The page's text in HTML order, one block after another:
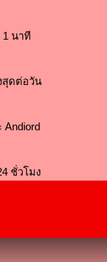
1 นาที
สุดต่อวัน
Andiord
ชั่วโมง